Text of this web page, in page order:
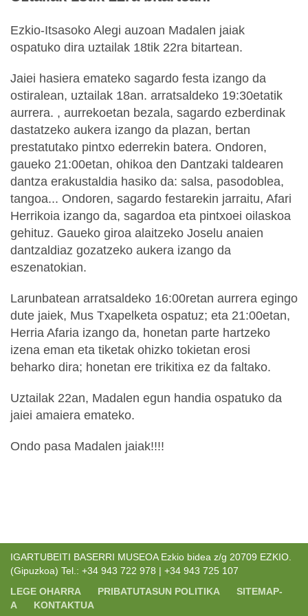
Ezkio-Itsasoko Alegi auzoan Madalen jaiak
ospatuko dira uztailak 18tik 22ra bitartean.
Jaiei hasiera emateko sagardo festa izango da
ostiralean, uztailak 18an. arratsaldeko 19:30etatik
aurrera. , aurrekoetan bezala, sagardo ezberdinak
dastatzeko aukera izango da plazan, bertan
prestatutako pintxo ederrekin batera. Ondoren,
gaueko 21:00etan, ohikoa den Dantzaki taldearen
dantza erakustaldia hasiko da: salsa, pasodoblea,
tangoa... Ondoren, sagardo festarekin jarraitu, Afari
Herrikoia izango da, sagardoa eta pintxoei oilaskoa
gehituz. Gaueko giroa alaitzeko Joselu anaien
dantzaldiaz gozatzeko aukera izango da
eszenatokian.
Larunbatean arratsaldeko 16:00retan aurrera egingo
dute jaiek, Mus Txapelketa ospatuz; eta 21:00etan,
Herria Afaria izango da, honetan parte hartzeko
izena eman eta tiketak ohizko tokietan erosi
beharko dira; honetan ere trikitixa ez da faltako.
Uztailak 22an, Madalen egun handia ospatuko da
jaiei amaiera emateko.
Ondo pasa Madalen jaiak!!!!
IGARTUBEITI BASERRI MUSEOA Ezkio bidea z/g 20709 EZKIO.
(Gipuzkoa) Tel.: +34 943 722 978 | +34 943 725 107
LEGE OHARRA
PRIBATUTASUN POLITIKA
SITEMAP-
A
KONTAKTUA